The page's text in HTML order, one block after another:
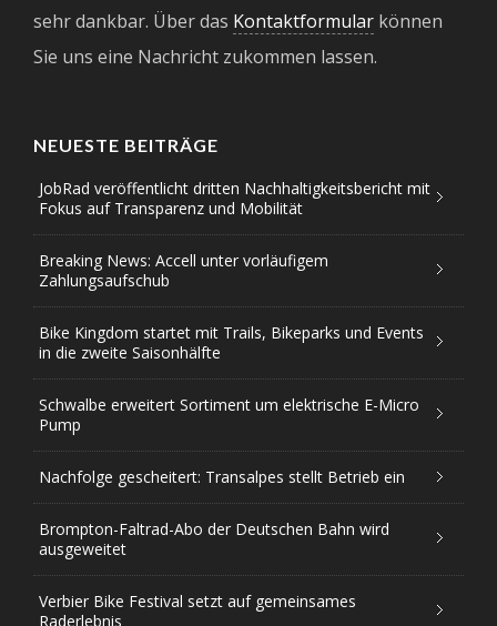
sehr dankbar. Über das Kontaktformular können
Sie uns eine Nachricht zukommen lassen.
NEUESTE BEITRÄGE
JobRad veröffentlicht dritten Nachhaltigkeitsbericht mit
Fokus auf Transparenz und Mobilität
Breaking News: Accell unter vorläufigem
Zahlungsaufschub
Bike Kingdom startet mit Trails, Bikeparks und Events
in die zweite Saisonhälfte
Schwalbe erweitert Sortiment um elektrische E-Micro
Pump
Nachfolge gescheitert: Transalpes stellt Betrieb ein
Brompton-Faltrad-Abo der Deutschen Bahn wird
ausgeweitet
Verbier Bike Festival setzt auf gemeinsames
Raderlebnis